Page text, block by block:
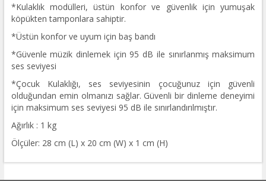
*Kulaklık modülleri, üstün konfor ve güvenlik için yumuşak
köpükten tamponlara sahiptir.
*Üstün konfor ve uyum için baş bandı
*Güvenle müzik dinlemek için 95 dB ile sınırlanmış maksimum
ses seviyesi
*Çocuk Kulaklığı, ses seviyesinin çocuğunuz için güvenli
olduğundan emin olmanızı sağlar. Güvenli bir dinleme deneyimi
için maksimum ses seviyesi 95 dB ile sınırlandırılmıştır.
Ağırlık : 1 kg
Ölçüler: 28 cm (L) x 20 cm (W) x 1 cm (H)